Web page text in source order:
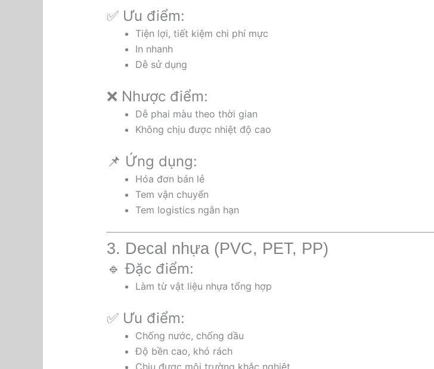
✅ Ưu điểm:
Tiện lợi, tiết kiệm chi phí mực
In nhanh
Dễ sử dụng
❌ Nhược điểm:
Dễ phai màu theo thời gian
Không chịu được nhiệt độ cao
📌 Ứng dụng:
Hóa đơn bán lẻ
Tem vận chuyển
Tem logistics ngắn hạn
3. Decal nhựa (PVC, PET, PP)
🔹 Đặc điểm:
Làm từ vật liệu nhựa tổng hợp
✅ Ưu điểm:
Chống nước, chống dầu
Độ bền cao, khó rách
Chịu được môi trường khắc nghiệt